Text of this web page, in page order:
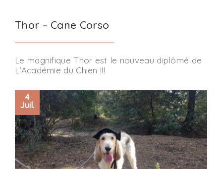
Thor – Cane Corso
Le magnifique Thor est le nouveau diplômé de
L’Académie du Chien !!!
4
Juil.